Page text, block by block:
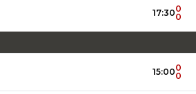
17:300
0
15:000
0